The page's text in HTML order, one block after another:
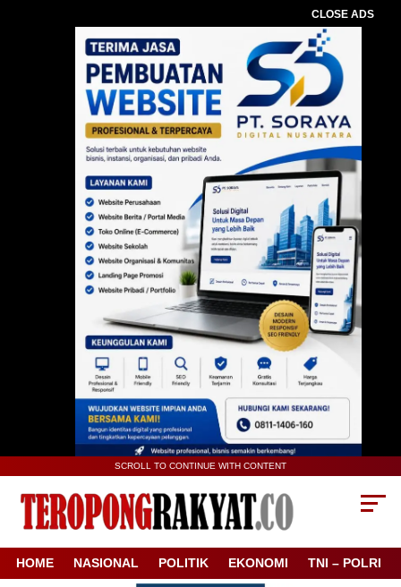
CLOSE ADS
SCROLL TO CONTINUE WITH CONTENT
HOME NASIONAL POLITIK EKONOMI TNI – POLRI